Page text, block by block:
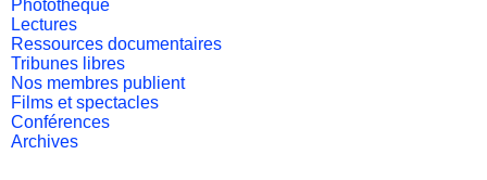
Photothèque
Lectures
Ressources documentaires
Tribunes libres
Nos membres publient
Films et spectacles
Conférences
Archives